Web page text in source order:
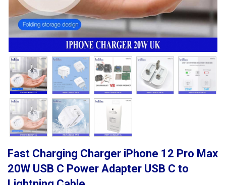
Fast Charging Charger iPhone 12 Pro Max
20W USB C Power Adapter USB C to